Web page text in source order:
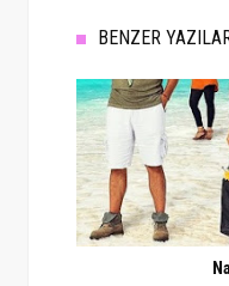
BENZER